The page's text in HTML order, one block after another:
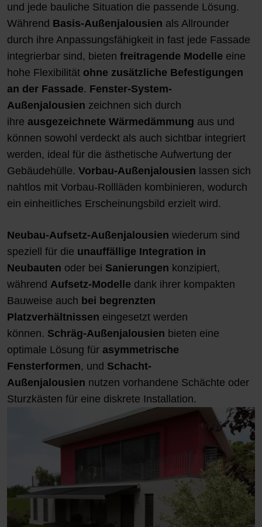
und jede bauliche Situation die passende Lösung.
Während Basis-Außenjalousien als Allrounder
durch ihre Anpassungsfähigkeit in fast jede Fassade
integrierbar sind, bieten freitragende Modelle eine
hohe Flexibilität ohne zusätzliche Befestigungen
an der Fassade. Fenster-System-
Außenjalousien zeichnen sich durch
ihre ausgezeichnete Wärmedämmung aus und
können sowohl verdeckt als auch sichtbar integriert
werden, ideal für die ästhetische Aufwertung der
Gebäudehülle. Vorbau-Außenjalousien lassen sich
nahtlos mit Vorbau-Rollläden kombinieren, wodurch
ein einheitliches Erscheinungsbild erzielt wird.
Neubau-Aufsetz-Außenjalousien wiederum sind
speziell für die unauffällige Integration in
Neubauten oder bei Sanierungen konzipiert,
während Aufsetz-Modelle dank ihrer kompakten
Bauweise auch bei begrenzten
Platzverhältnissen eingesetzt werden
können. Schräg-Außenjalousien bieten eine
optimale Lösung für asymmetrische
Fensterformen, und Schacht-
Außenjalousien nutzen vorhandene Schächte oder
Sturzkästen für eine diskrete Installation.